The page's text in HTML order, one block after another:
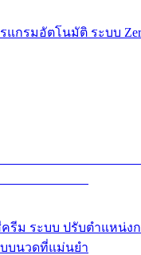
รแกรมอัตโนมัติ ระบ
สีครีม ระบบ ปรับตำ
บนวดที่แม่นยำ